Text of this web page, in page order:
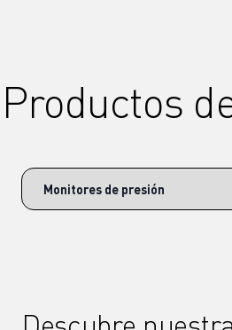
Productos